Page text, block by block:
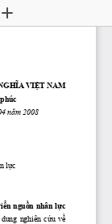
VIỆT NAM
năm 2008
lực
nguồn nhân lực
dung  nghiên
cứu về